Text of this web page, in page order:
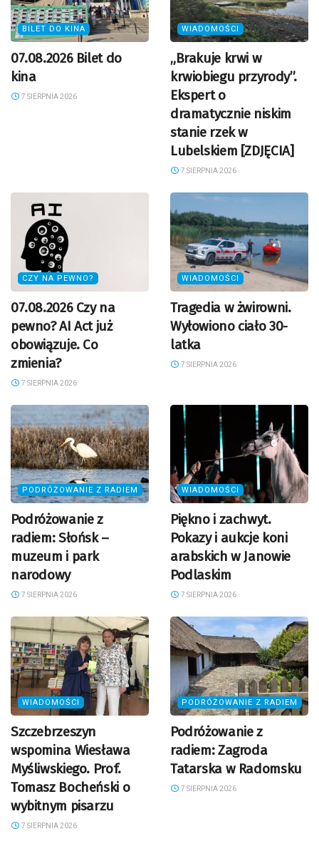
BILET DO KINA
07.08.2026 Bilet do
kina
7 SIERPNIA 2026
WIADOMOŚCI
„Brakuje krwi w
krwiobiegu przyrody”.
Ekspert o
dramatycznie niskim
stanie rzek w
Lubelskiem [ZDJĘCIA]
7 SIERPNIA 2026
CZY NA PEWNO?
07.08.2026 Czy na
pewno? AI Act już
obowiązuje. Co
zmienia?
7 SIERPNIA 2026
WIADOMOŚCI
Tragedia w żwirowni.
Wyłowiono ciało 30-
latka
7 SIERPNIA 2026
PODRÓŻOWANIE Z RADIEM
Podróżowanie z
radiem: Słońsk –
muzeum i park
narodowy
7 SIERPNIA 2026
WIADOMOŚCI
Piękno i zachwyt.
Pokazy i aukcje koni
arabskich w Janowie
Podlaskim
7 SIERPNIA 2026
WIADOMOŚCI
Szczebrzeszyn
wspomina Wiesława
Myśliwskiego. Prof.
Tomasz Bocheński o
wybitnym pisarzu
7 SIERPNIA 2026
PODRÓŻOWANIE Z RADIEM
Podróżowanie z
radiem: Zagroda
Tatarska w Radomsku
7 SIERPNIA 2026